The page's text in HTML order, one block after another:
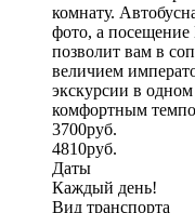
комнату.
фото, а посещение
позволит вам в
величием
экскурсии в
комфортным
3700руб.
4810руб.
Даты
Каждый день!
Вид транспорта